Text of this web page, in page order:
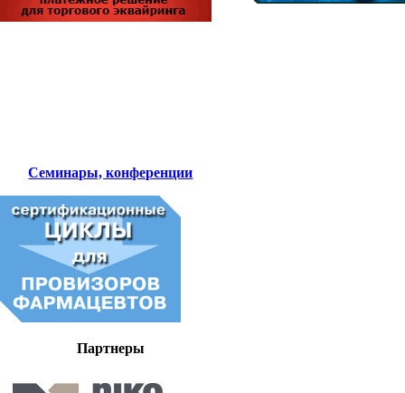
Семинары, конференции
Партнеры